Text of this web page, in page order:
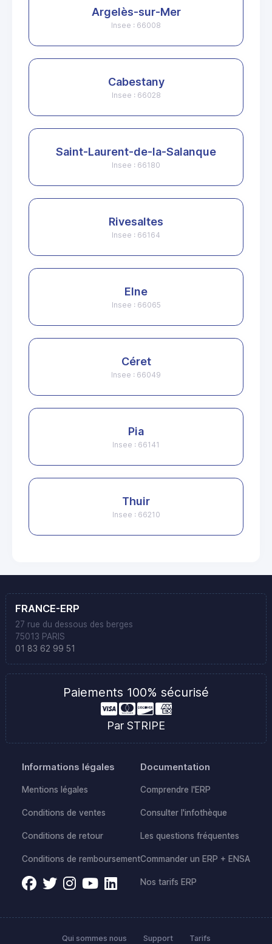
Argelès-sur-Mer
Insee : 66008
Cabestany
Insee : 66028
Saint-Laurent-de-la-Salanque
Insee : 66180
Rivesaltes
Insee : 66164
Elne
Insee : 66065
Céret
Insee : 66049
Pia
Insee : 66141
Thuir
Insee : 66210
FRANCE-ERP
27 rue du dessous des berges
75013 PARIS
01 83 62 99 51
Paiements 100% sécurisé
Par STRIPE
Informations légales
Mentions légales
Conditions de ventes
Conditions de retour
Conditions de remboursement
Documentation
Comprendre l'ERP
Consulter l'infothèque
Les questions fréquentes
Commander un ERP + ENSA
Nos tarifs ERP
Qui sommes nous Support Tarifs